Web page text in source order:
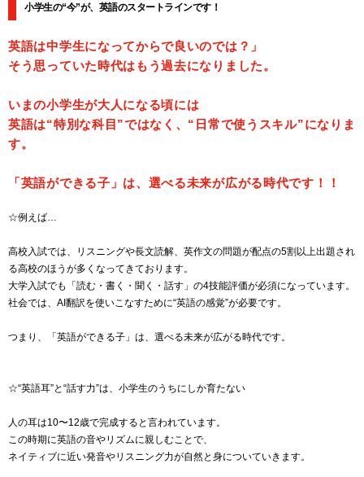
小学生の“今”が、英語のスタートラインです！
英語は中学生になってからで良いのでは？」
そう思っていた時代はもう過去になりました。
いまの小学生が大人になる頃には
英語は“特別な科目”ではなく、“日常で使うスキル”になりま
す。
「英語ができる子」は、選べる未来が広がる時代です！！
☆例えば…
高校入試では、リスニングや長文読解、英作文の問題が配点の5割以上出題され
る高校のほうが多くなってきております。
大学入試でも「読む・書く・聞く・話す」の4技能評価が必須になっています。
社会では、AI翻訳を使いこなすために“英語の感覚”が必要です。
つまり、「英語ができる子」は、選べる未来が広がる時代です。
☆“英語耳”と“話す力”は、小学生のうちにしか育たない
人の耳は10〜12歳で完成すると言われています。
この時期に英語の音やリズムに親しむことで、
ネイティブに近い発音やリスニング力が自然と身についていきます。